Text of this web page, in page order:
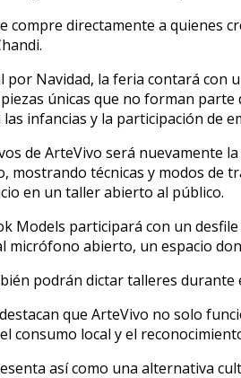
compre directamente a quienes
por Navidad, la feria contará
únicas que no forman
infancias y la participación de
de ArteVivo será nuevamente
mostrando técnicas y modos de
en un taller abierto al público.
Models participará con un
micrófono abierto, un espacio
podrán dictar talleres
que ArteVivo no solo
consumo local y el
así como una alternativa